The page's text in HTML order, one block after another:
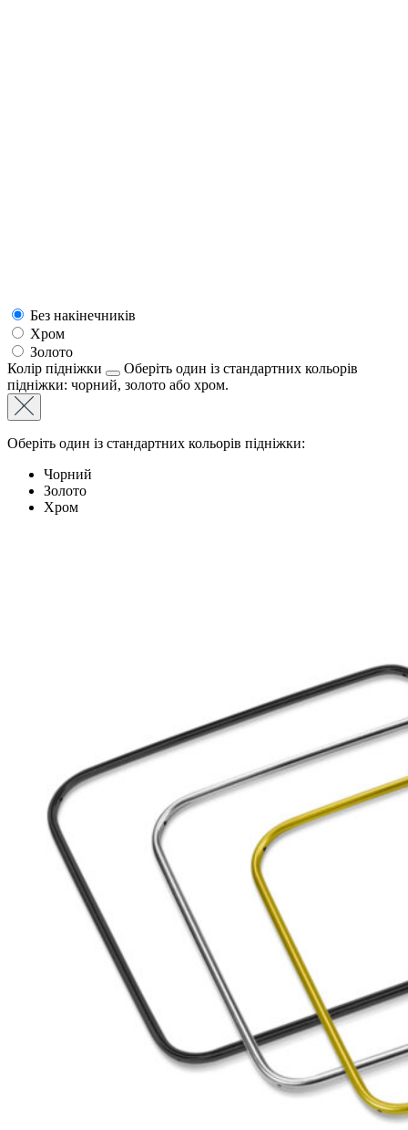
Без накінечників
Хром
Золото
Колір підніжки
Оберіть один із стандартних кольорів
підніжки: чорний, золото або хром.
Оберіть один із стандартних кольорів підніжки:
Чорний
Золото
Хром